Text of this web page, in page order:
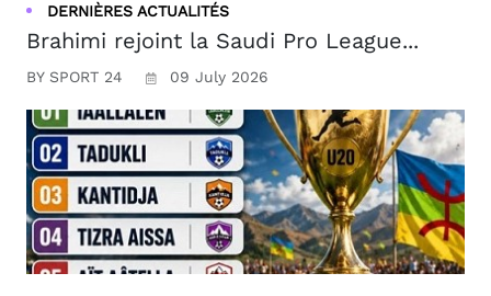
DERNIÈRES ACTUALITÉS
Brahimi rejoint la Saudi Pro League...
BY SPORT 24 09 July 2026